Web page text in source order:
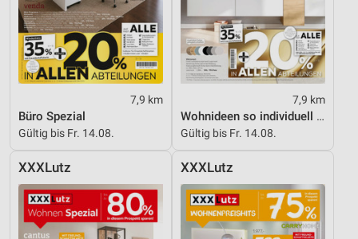
7,9 km
Büro Spezial
Gültig bis Fr. 14.08.
7,9 km
Wohnideen so individuell wie du!
Gültig bis Fr. 14.08.
XXXLutz XXXLutz